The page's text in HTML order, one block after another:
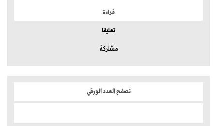
قراءة
تعليقا
مشاركة
تصفح العدد الورقي